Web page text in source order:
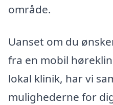
område.
Uanset om du
fra en mobil
lokal klinik, har vi
mulighederne for